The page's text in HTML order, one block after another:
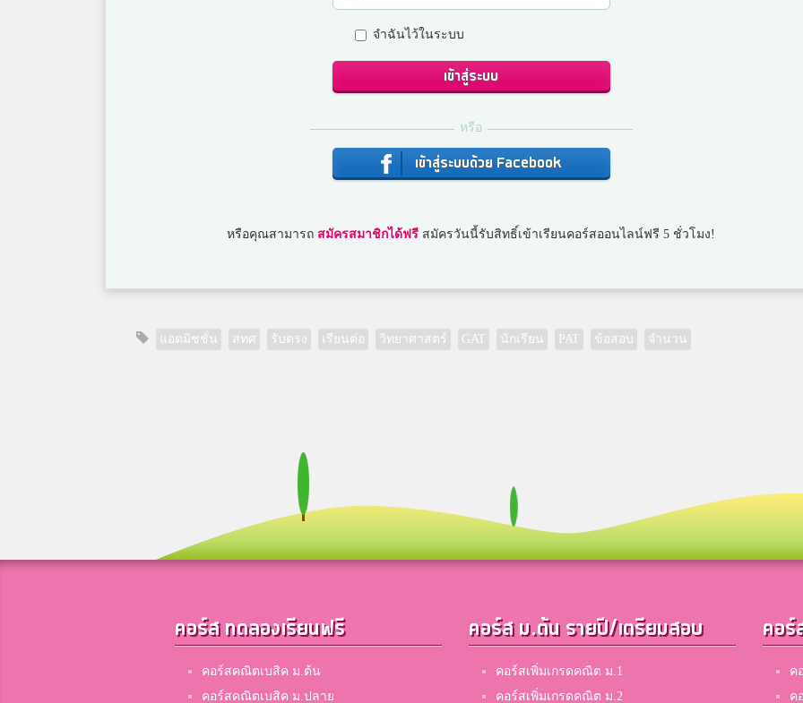
จำฉันไว้ในระบบ
เข้าสู่ระบบ
หรือ
เข้าสู่ระบบด้วย Facebook
หรือคุณสามารถ สมัครสมาชิกได้ฟรี สมัครวันนี้รับสิทธิ์เข้าเรียนคอร์สออนไลน์ฟรี 5 ชั่วโมง!
แอดมิชชั่น สทศ รับตรง เรียนต่อ วิทยาศาสตร์ GAT นักเรียน PAT ข้อสอบ จำนวน
คอร์ส ทดลองเรียนฟรี
คอร์สคณิตเบสิค ม.ต้น
คอร์สคณิตเบสิค ม.ปลาย
คอร์ส ม.ต้น รายปี/เตรียมสอบ
คอร์สเพิ่มเกรดคณิต ม.1
คอร์สเพิ่มเกรดคณิต ม.2
คอร์
ค
ค